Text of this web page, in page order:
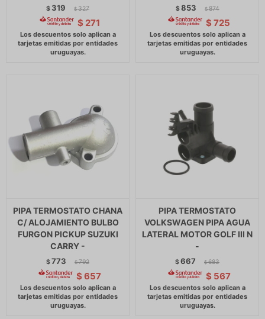
$ 319 $ 327
$ 271
$853 $ 874
$ 725
PIPA TERMOSTATO CHANA
C/ ALOJAMIENTO BULBO
FURGON PICKUP SUZUKI
CARRY -
$773 $ 792
$ 657
PIPA TERMOSTATO
VOLKSWAGEN PIPA AGUA
LATERAL MOTOR GOLF III N
-
$667 $ 683
$ 567